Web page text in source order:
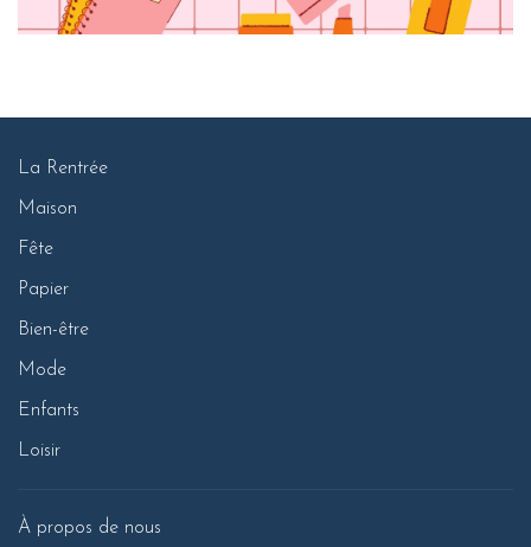
La Rentrée
Maison
Fête
Papier
Bien-être
Mode
Enfants
Loisir
À propos de nous